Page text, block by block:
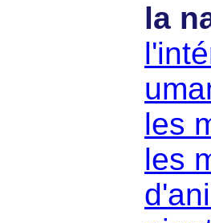
la
les
les